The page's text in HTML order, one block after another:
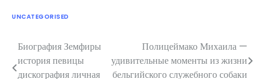
UNCATEGORISED
Навигация
по
Биография Земфиры
история певицы
дискография личная
Полицеймако Михаила —
удивительные моменты из жизни
бельгийского служебного собаки